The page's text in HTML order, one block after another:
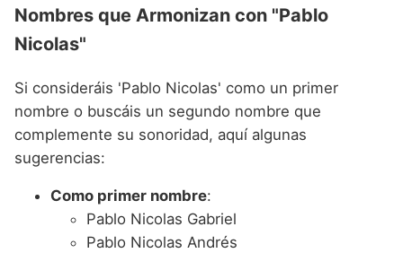
Nombres que Armonizan con "Pablo
Nicolas"
Si consideráis 'Pablo Nicolas' como un primer
nombre o buscáis un segundo nombre que
complemente su sonoridad, aquí algunas
sugerencias:
Como primer nombre:
Pablo Nicolas Gabriel
Pablo Nicolas Andrés